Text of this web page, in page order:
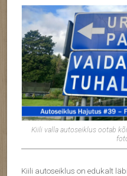
Kiili valla autoseiklus ootab
Kiili autoseiklus on edukalt